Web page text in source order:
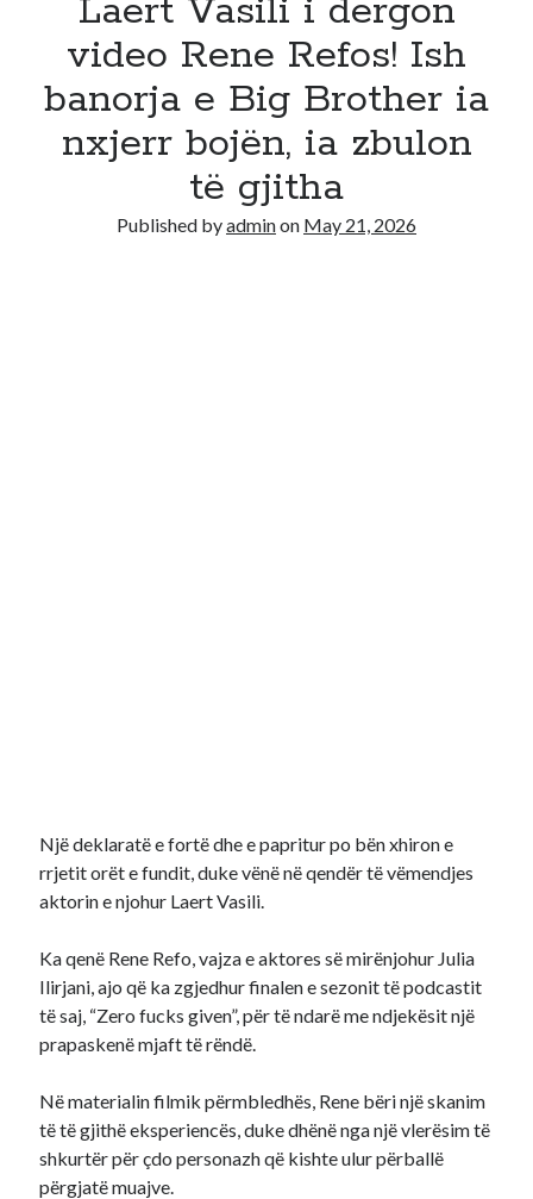
Laert Vasili i dergon
video Rene Refos! Ish
banorja e Big Brother ia
nxjerr bojën, ia zbulon
të gjitha
Published byadminon May 21, 2026
Një deklaratë e fortë dhe e papritur po bën xhiron e
rrjetit orët e fundit, duke vënë në qendër të vëmendjes
aktorin e njohur Laert Vasili.
Ka qenë Rene Refo, vajza e aktores së mirënjohur Julia
Ilirjani, ajo që ka zgjedhur finalen e sezonit të podcastit
të saj, “Zero fucks given”, për të ndarë me ndjekësit një
prapaskenë mjaft të rëndë.
Në materialin filmik përmbledhës, Rene bëri një skanim
të të gjithë eksperiencës, duke dhënë nga një vlerësim të
shkurtër për çdo personazh që kishte ulur përballë
përgjatë muajve.